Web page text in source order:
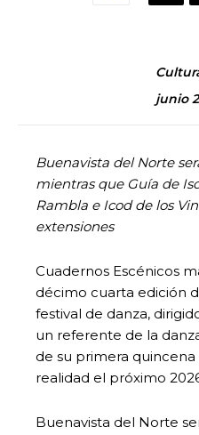
junio
Buenavista del Norte
mientras que Guía de
Rambla e Icod de los
extensiones
Cuadernos Escénicos
décimo cuarta edición
festival de danza,
un referente de la
de su primera quincena
realidad el próximo
Buenavista del Norte